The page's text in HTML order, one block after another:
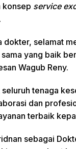
konsep service
dokter, selamat
yang baik
Wagub Reny.
tenaga
dan
terbaik
sebagai